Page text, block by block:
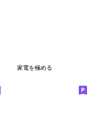
家電を極める